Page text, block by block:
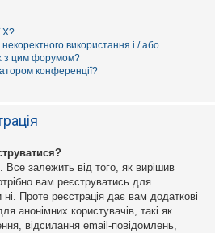
X?
використання і / або
з цим форумом?
конференції?
Все залежить від того, як вирішив
вам реєструватись для
Проте реєстрація дає вам додаткові
анонімних користувачів, такі як
відсилання email-повідомлень,